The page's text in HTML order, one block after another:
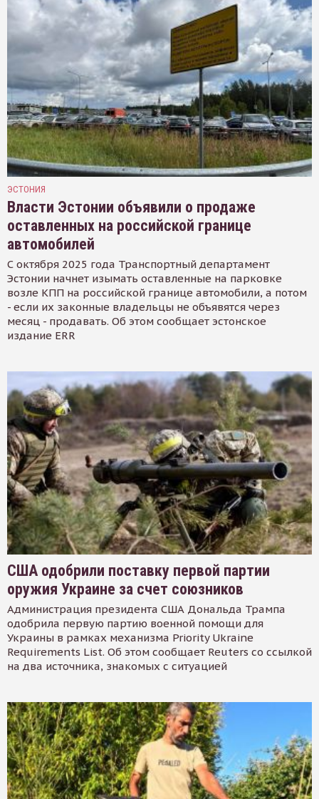
ЭСТОНИЯ
Власти Эстонии объявили о продаже
оставленных на российской границе
автомобилей
С октября 2025 года Транспортный департамент
Эстонии начнет изымать оставленные на парковке
возле КПП на российской границе автомобили, а потом
- если их законные владельцы не объявятся через
месяц - продавать. Об этом сообщает эстонское
издание ERR
США одобрили поставку первой партии
оружия Украине за счет союзников
Администрация президента США Дональда Трампа
одобрила первую партию военной помощи для
Украины в рамках механизма Priority Ukraine
Requirements List. Об этом сообщает Reuters со ссылкой
на два источника, знакомых с ситуацией